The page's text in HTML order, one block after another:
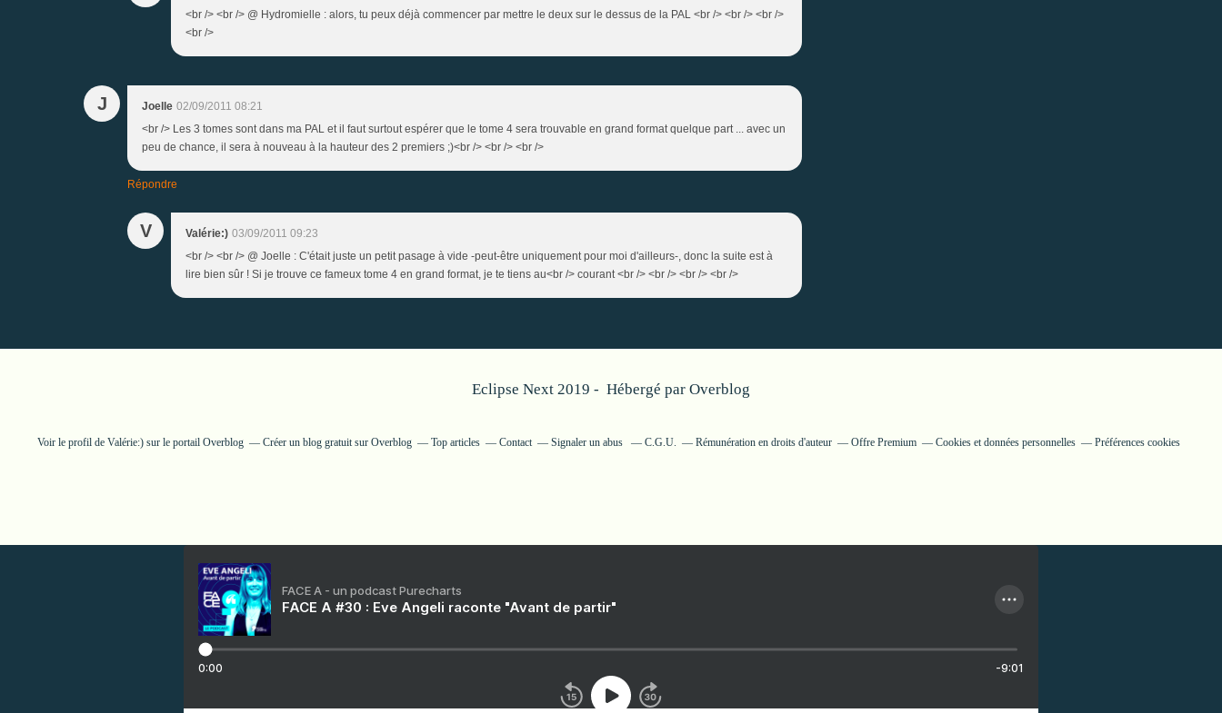
<br /> <br /> @ Hydromielle : alors, tu peux déjà commencer par mettre le deux sur le dessus de la PAL <br /> <br /> <br />
<br />
J Joelle 02/09/2011 08:21
<br /> Les 3 tomes sont dans ma PAL et il faut surtout espérer que le tome 4 sera trouvable en grand format quelque part ... avec un
peu de chance, il sera à nouveau à la hauteur des 2 premiers ;)<br /> <br /> <br />
Répondre
V Valérie:) 03/09/2011 09:23
<br /> <br /> @ Joelle : C'était juste un petit pasage à vide -peut-être uniquement pour moi d'ailleurs-, donc la suite est à
lire bien sûr ! Si je trouve ce fameux tome 4 en grand format, je te tiens au<br /> courant <br /> <br /> <br /> <br />
Eclipse Next 2019 - Hébergé par Overblog
Voir le profil de Valérie:)sur le portail Overblog Créer un blog gratuit sur Overblog Top articles Contact Signaler un abus C.G.U. Rémunération en droits d'auteur Offre Premium Cookies et données personnelles Préférences cookies
FACE A - un podcast Purecharts
FACE A #30 : Eve Angeli raconte "Avant de partir"
0:00 -9:01